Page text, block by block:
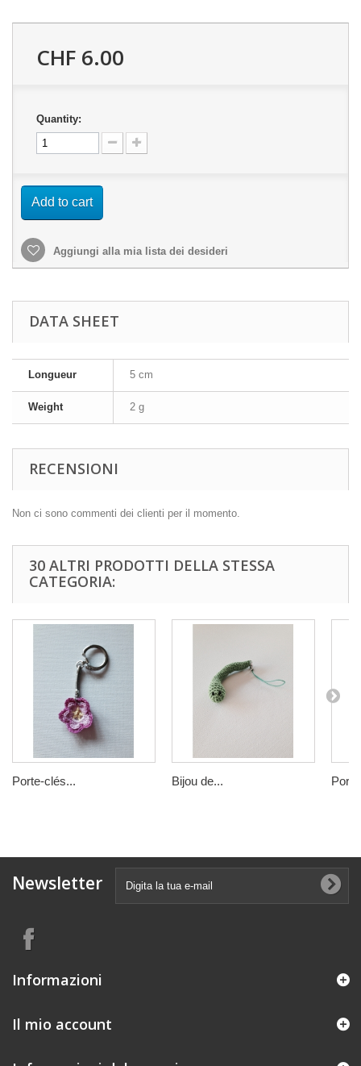
CHF 6.00
Quantity:
Add to cart
Aggiungi alla mia lista dei desideri
DATA SHEET
Longueur 5 cm
Weight 2 g
RECENSIONI
Non ci sono commenti dei clienti per il momento.
30 ALTRI PRODOTTI DELLA STESSA
CATEGORIA:
Porte-clés... Bijou de...
Newsletter
Informazioni
Il mio account